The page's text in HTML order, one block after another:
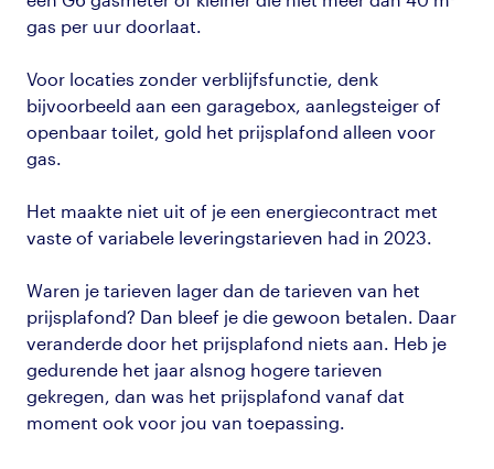
gas per uur doorlaat.
Voor locaties zonder verblijfsfunctie, denk
bijvoorbeeld aan een garagebox, aanlegsteiger of
openbaar toilet, gold het prijsplafond alleen voor
gas.
Het maakte niet uit of je een energiecontract met
vaste of variabele leveringstarieven had in 2023.
Waren je tarieven lager dan de tarieven van het
prijsplafond? Dan bleef je die gewoon betalen. Daar
veranderde door het prijsplafond niets aan. Heb je
gedurende het jaar alsnog hogere tarieven
gekregen, dan was het prijsplafond vanaf dat
moment ook voor jou van toepassing.